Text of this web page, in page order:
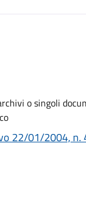
22/01/2004, n.